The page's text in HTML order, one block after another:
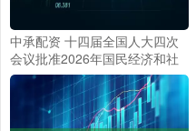
中承配资 十四届全国人大四次
会议批准2026年国民经济和社
会发展计划